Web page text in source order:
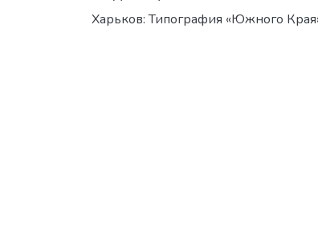
Харьков: Типография «Южного